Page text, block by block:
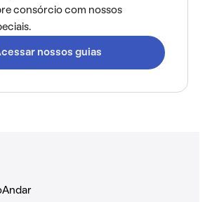
consórcio com nossos
nossos guias